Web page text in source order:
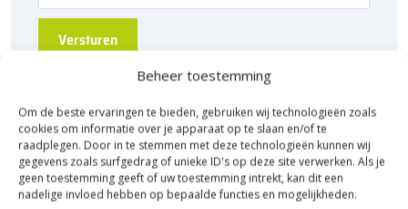
Beheer toestemming
Om de beste ervaringen te bieden, gebruiken wij technologieën zoals
cookies om informatie over je apparaat op te slaan en/of te
raadplegen. Door in te stemmen met deze technologieën kunnen wij
gegevens zoals surfgedrag of unieke ID's op deze site verwerken. Als je
geen toestemming geeft of uw toestemming intrekt, kan dit een
nadelige invloed hebben op bepaalde functies en mogelijkheden.